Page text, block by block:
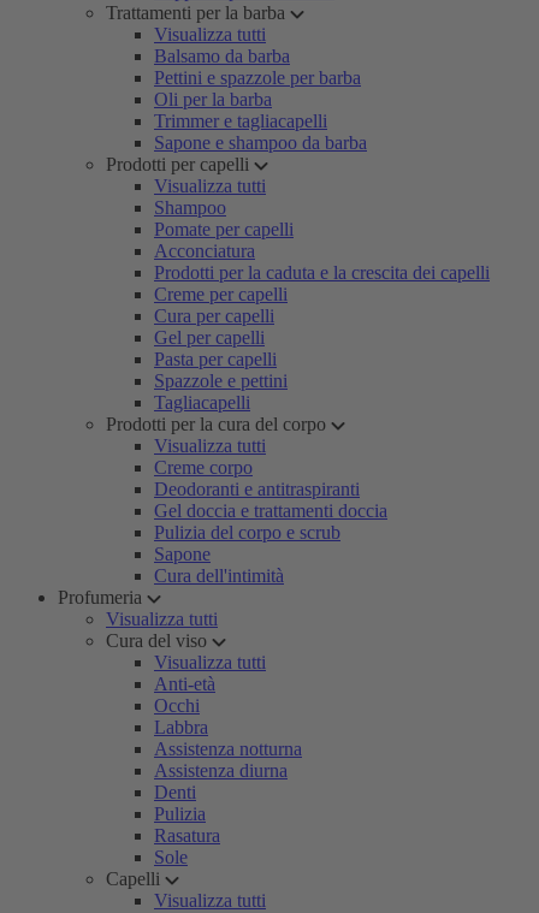
Trattamenti per la barba
Visualizza tutti
Balsamo da barba
Pettini e spazzole per barba
Oli per la barba
Trimmer e tagliacapelli
Sapone e shampoo da barba
Prodotti per capelli
Visualizza tutti
Shampoo
Pomate per capelli
Acconciatura
Prodotti per la caduta e la crescita dei capelli
Creme per capelli
Cura per capelli
Gel per capelli
Pasta per capelli
Spazzole e pettini
Tagliacapelli
Prodotti per la cura del corpo
Visualizza tutti
Creme corpo
Deodoranti e antitraspiranti
Gel doccia e trattamenti doccia
Pulizia del corpo e scrub
Sapone
Cura dell'intimità
Profumeria
Visualizza tutti
Cura del viso
Visualizza tutti
Anti-età
Occhi
Labbra
Assistenza notturna
Assistenza diurna
Denti
Pulizia
Rasatura
Sole
Capelli
Visualizza tutti